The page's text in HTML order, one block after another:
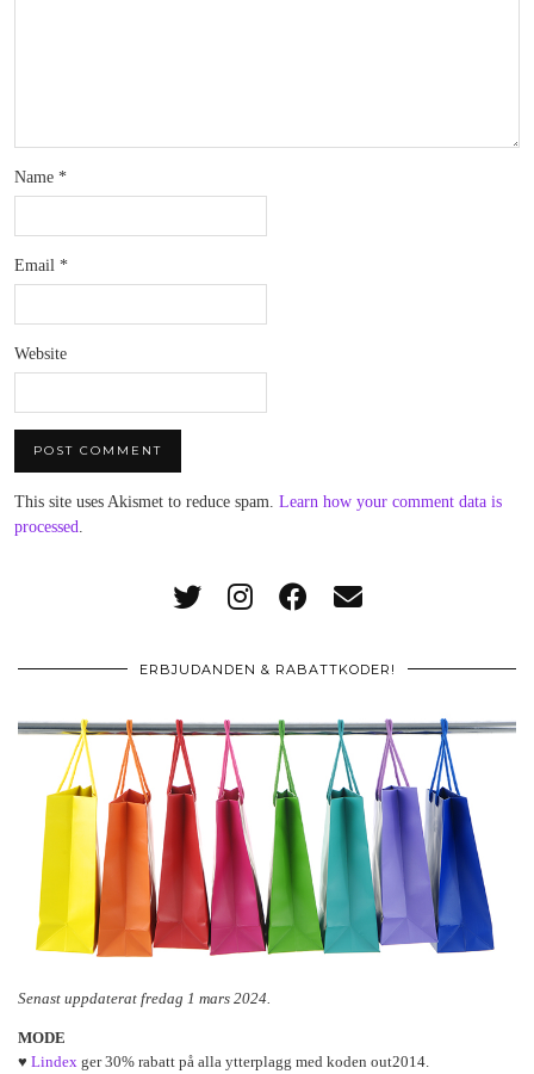
Name *
Email *
Website
This site uses Akismet to reduce spam. Learn how your comment data is
processed
ERBJUDANDEN & RABATTKODER!
Senast uppdaterat fredag 1 mars 2024.
MODE
♥ Lindex ger 30% rabatt på alla ytterplagg med koden out2014.